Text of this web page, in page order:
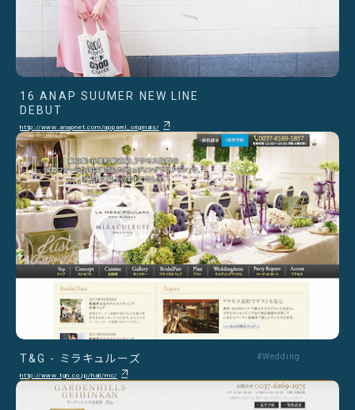
16 ANAP SUUMER NEW LINE
DEBUT
http://www.anapnet.com/apparel_originals/
T&G - ミラキュルーズ
http://www.tgn.co.jp/hall/mc/
#Wedding